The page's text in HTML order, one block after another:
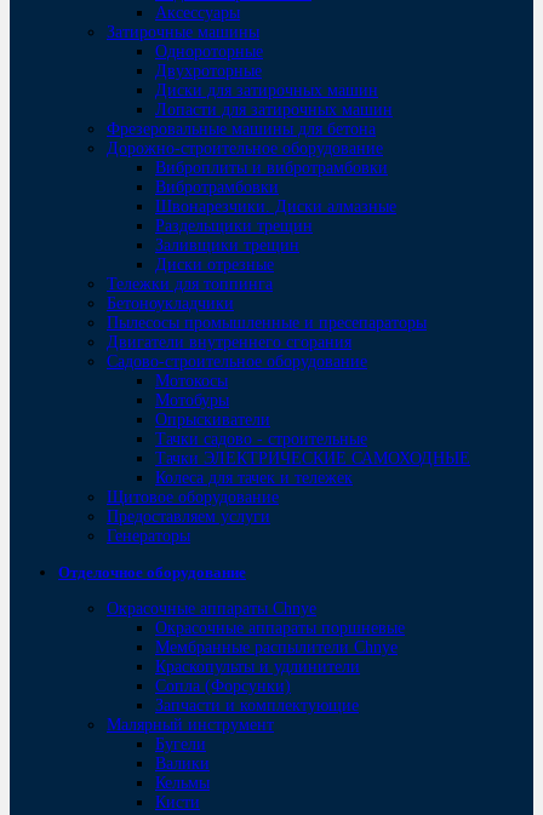
Аксессуары
Затирочные машины
Однороторные
Двухроторные
Диски для затирочных машин
Лопасти для затирочных машин
Фрезеровальные машины для бетона
Дорожно-строительное оборудование
Виброплиты и вибротрамбовки
Вибротрамбовки
Швонарезчики. Диски алмазные
Раздельщики трещин
Заливщики трещин
Диски отрезные
Тележки для топпинга
Бетоноукладчики
Пылесосы промышленные и пресепараторы
Двигатели внутреннего сгорания
Садово-строительное оборудование
Мотокосы
Мотобуры
Опрыскиватели
Тачки садово - строительные
Тачки ЭЛЕКТРИЧЕСКИЕ САМОХОДНЫЕ
Колеса для тачек и тележек
Щитовое оборудование
Предоставляем услуги
Генераторы
Отделочное оборудование
Окрасочные аппараты Chnye
Окрасочные аппараты поршневые
Мембранные распылители Chnye
Краскопульты и удлинители
Сопла (Форсунки)
Запчасти и комплектующие
Малярный инструмент
Бугели
Валики
Кельмы
Кисти